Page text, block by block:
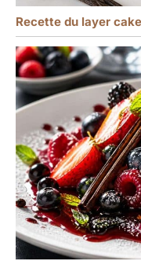
Recette du layer